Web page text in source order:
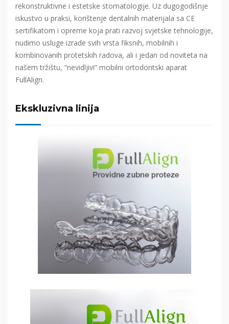
rekonstruktivne i estetske stomatologije. Uz dugogodišnje
iskustvo u praksi, korištenje dentalnih materijala sa CE
sertifikatom i opreme koja prati razvoj svjetske tehnologije,
nudimo usluge izrade svih vrsta fiksnih, mobilnih i
kombinovanih protetskih radova, ali i jedan od noviteta na
našem tržištu, “nevidljivi” mobilni ortodontski aparat
FullAlign.
Ekskluzivna linija